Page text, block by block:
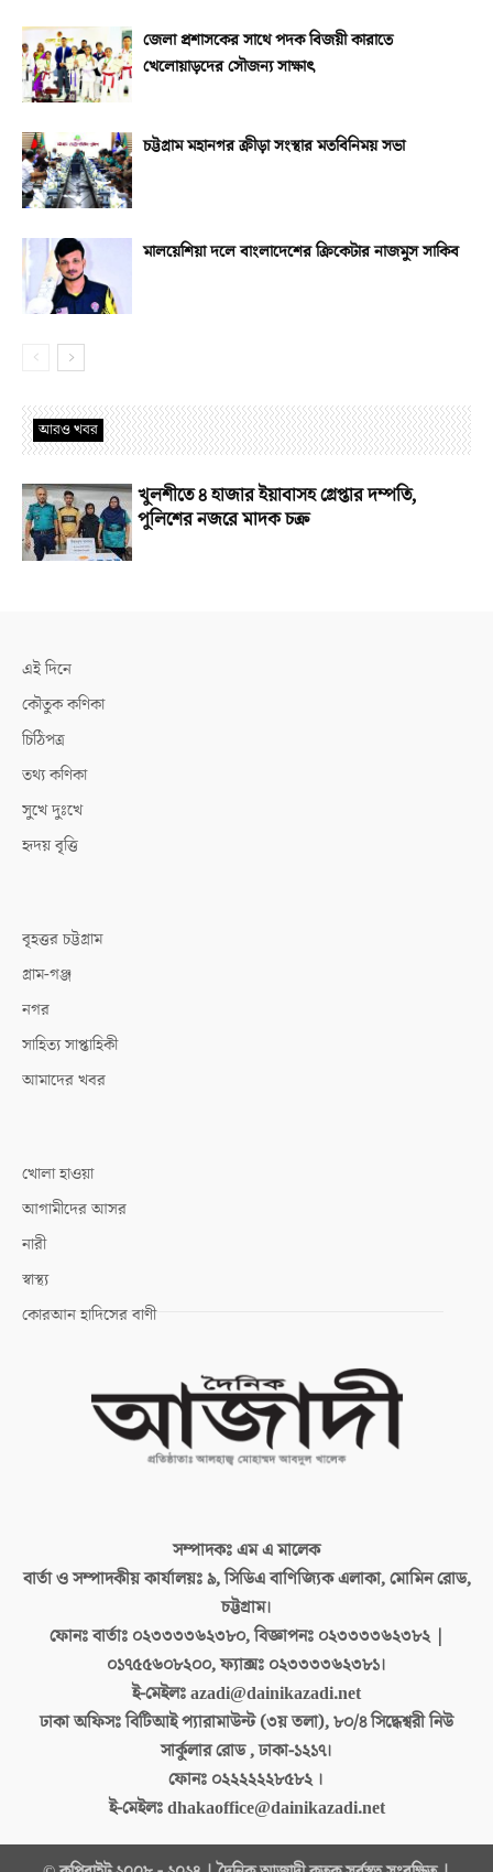
জেলা প্রশাসকের সাথে পদক বিজয়ী কারাতে
খেলোয়াড়দের সৌজন্য সাক্ষাৎ
চট্টগ্রাম মহানগর ক্রীড়া সংস্থার মতবিনিময় সভা
মালয়েশিয়া দলে বাংলাদেশের ক্রিকেটার নাজমুস সাকিব
আরও খবর
খুলশীতে ৪ হাজার ইয়াবাসহ গ্রেপ্তার দম্পতি,
পুলিশের নজরে মাদক চক্র
এই দিনে
কৌতুক কণিকা
চিঠিপত্র
তথ্য কণিকা
সুখে দুঃখে
হৃদয় বৃত্তি
বৃহত্তর চট্টগ্রাম
গ্রাম-গঞ্জ
নগর
সাহিত্য সাপ্তাহিকী
আমাদের খবর
খোলা হাওয়া
আগামীদের আসর
নারী
স্বাস্থ্য
কোরআন হাদিসের বাণী
সম্পাদকঃএম এ মালেক
বার্তা ও সম্পাদকীয় কার্যালয়ঃ৯, সিডিএ বাণিজ্যিক এলাকা, মোমিন রোড,
চট্টগ্রাম।
ফোনঃ বার্তাঃ ০২৩৩৩৩৬২৩৮০, বিজ্ঞাপনঃ ০২৩৩৩৩৬২৩৮২ |
০১৭৫৫৬০৮২০০, ফ্যাক্সঃ ০২৩৩৩৩৬২৩৮১।
ই-মেইলঃazadi@dainikazadi.net
ঢাকা অফিসঃবিটিআই প্যারামাউন্ট (৩য় তলা), ৮০/৪ সিদ্ধেশ্বরী নিউ
সার্কুলার রোড , ঢাকা-১২১৭।
ফোনঃ ০২২২২২২৮৫৮২ ।
ই-মেইলঃdhakaoffice@dainikazadi.net